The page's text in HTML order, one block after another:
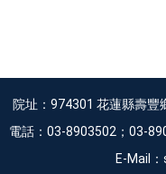
院址：974301 花蓮縣壽豐
電話：03-8903502；03-
E-Mail